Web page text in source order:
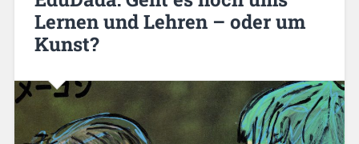
Lernen und Lehren – oder um
Kunst?